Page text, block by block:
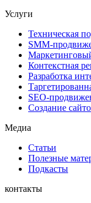
Услуги
Техническая
SMM-
Контекстная
Разработка
SEO-
Создание
Медиа
Статьи
Полезные
Подкасты
контакты